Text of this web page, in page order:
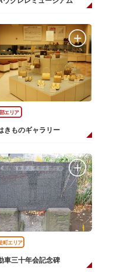
エリア
きものギャラリー
町エリア
車三十年会記念碑